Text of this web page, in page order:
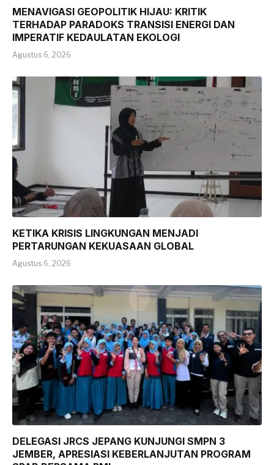
MENAVIGASI GEOPOLITIK HIJAU: KRITIK
TERHADAP PARADOKS TRANSISI ENERGI DAN
IMPERATIF KEDAULATAN EKOLOGI
Agustus 6, 2026
KETIKA KRISIS LINGKUNGAN MENJADI
PERTARUNGAN KEKUASAAN GLOBAL
Agustus 6, 2026
DELEGASI JRCS JEPANG KUNJUNGI SMPN 3
JEMBER, APRESIASI KEBERLANJUTAN PROGRAM